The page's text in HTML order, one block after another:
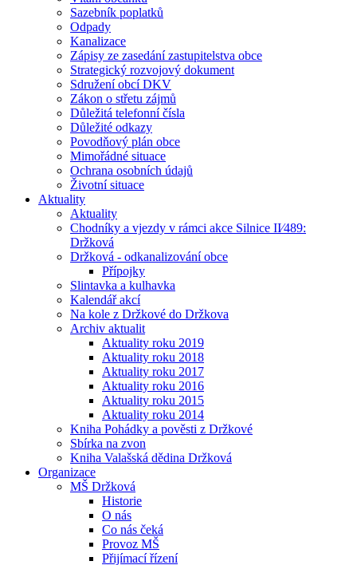
Sazebník poplatků
Odpady
Kanalizace
Zápisy ze zasedání zastupitelstva obce
Strategický rozvojový dokument
Sdružení obcí DKV
Zákon o střetu zájmů
Důležitá telefonní čísla
Důležité odkazy
Povodňový plán obce
Mimořádné situace
Ochrana osobních údajů
Životní situace
Aktuality
Aktuality
Chodníky a vjezdy v rámci akce Silnice II⁄489:
Držková
Držková - odkanalizování obce
Přípojky
Slintavka a kulhavka
Kalendář akcí
Na kole z Držkové do Držkova
Archiv aktualit
Aktuality roku 2019
Aktuality roku 2018
Aktuality roku 2017
Aktuality roku 2016
Aktuality roku 2015
Aktuality roku 2014
Kniha Pohádky a pověsti z Držkové
Sbírka na zvon
Kniha Valašská dědina Držková
Organizace
MŠ Držková
Historie
O nás
Co nás čeká
Provoz MŠ
Přijímací řízení